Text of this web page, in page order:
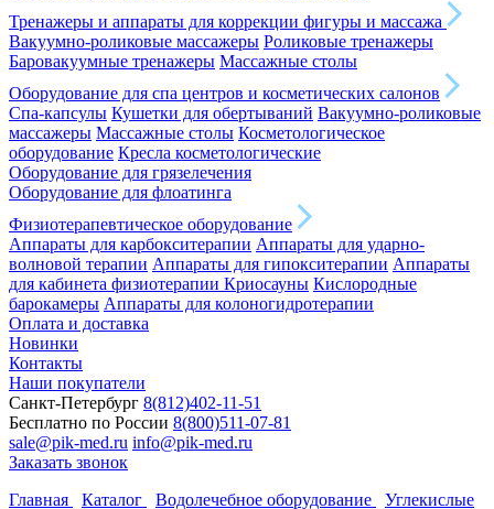
Тренажеры и аппараты для коррекции фигуры и массажа
Вакуумно-роликовые массажеры Роликовые тренажеры
Баровакуумные тренажеры Массажные столы
Оборудование для спа центров и косметических салонов
Спа-капсулы Кушетки для обертываний Вакуумно-роликовые
массажеры Массажные столы Косметологическое
оборудование Кресла косметологические
Оборудование для грязелечения
Оборудование для флоатинга
Физиотерапевтическое оборудование
Аппараты для карбокситерапии Аппараты для ударно-
волновой терапии Аппараты для гипокситерапии Аппараты
для кабинета физиотерапии Криосауны Кислородные
барокамеры Аппараты для колоногидротерапии
Оплата и доставка
Новинки
Контакты
Наши покупатели
Санкт-Петербург 8(812)402-11-51
Бесплатно по России 8(800)511-07-81
sale@pik-med.ru info@pik-med.ru
Заказать звонок
Главная
Каталог Водолечебное оборудование
Углекислые